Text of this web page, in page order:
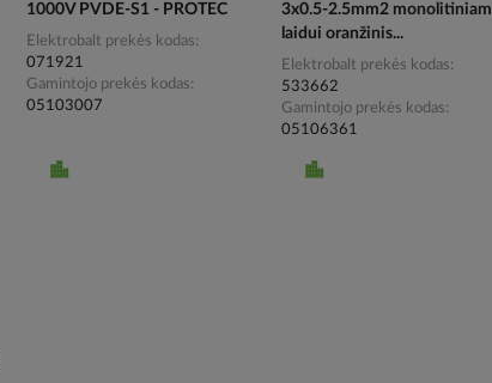
1000V PVDE-S1 - PROTEC
Elektrobalt prekės kodas
071921
Gamintojo prekės kodas
05103007
3x0.5-2.5mm2 monolitiniam
laidui oranžinis...
Elektrobalt prekės kodas
533662
Gamintojo prekės kodas
05106361